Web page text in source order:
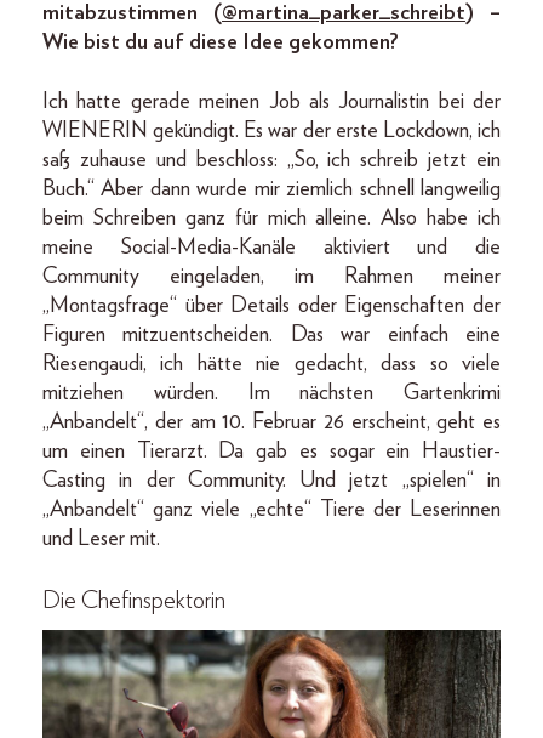
mitabzustimmen (@martina_parker_schreibt) –
Wie bist du auf diese Idee gekommen?
Ich hatte gerade meinen Job als Journalistin bei der
WIENERIN gekündigt. Es war der erste Lockdown, ich
saß zuhause und beschloss: „So, ich schreib jetzt ein
Buch.“ Aber dann wurde mir ziemlich schnell langweilig
beim Schreiben ganz für mich alleine. Also habe ich
meine Social-Media-Kanäle aktiviert und die
Community eingeladen, im Rahmen meiner
„Montagsfrage“ über Details oder Eigenschaften der
Figuren mitzuentscheiden. Das war einfach eine
Riesengaudi, ich hätte nie gedacht, dass so viele
mitziehen würden. Im nächsten Gartenkrimi
„Anbandelt“, der am 10. Februar 26 erscheint, geht es
um einen Tierarzt. Da gab es sogar ein Haustier-
Casting in der Community. Und jetzt „spielen“ in
„Anbandelt“ ganz viele „echte“ Tiere der Leserinnen
und Leser mit.
Die Chefinspektorin